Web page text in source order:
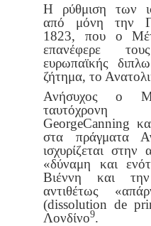
Η ρύθμιση των
από μόνη την
1823, που ο
επανέφερε
ευρωπαϊκής
ζήτημα, το Ανατο
Ανήσυχος ο
GeorgeCanning
στα πράγματα
ισχυρίζεται στην
«δύναμη και
Βιέννη και
αντιθέτως
(dissolution de
Λονδίνο9.